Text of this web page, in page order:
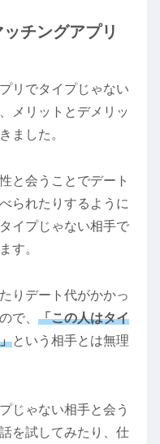
チングアプリ
リでタイプじゃない
メリットとデメリッ
ました。
と会うことでデート
られたりするように
イプじゃない相手で
す。
りデート代がかかっ
で、 「この人はタイ
という相手とは無理
じゃない相手と会う
を試してみたり、仕